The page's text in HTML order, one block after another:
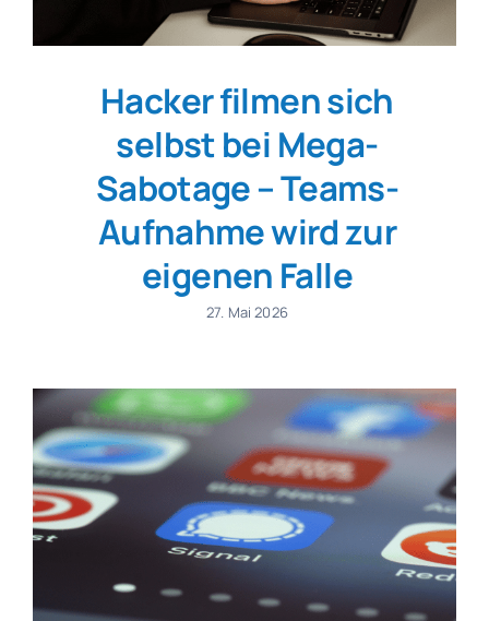
Hacker filmen sich
selbst bei Mega-
Sabotage – Teams-
Aufnahme wird zur
eigenen Falle
27. Mai 2026